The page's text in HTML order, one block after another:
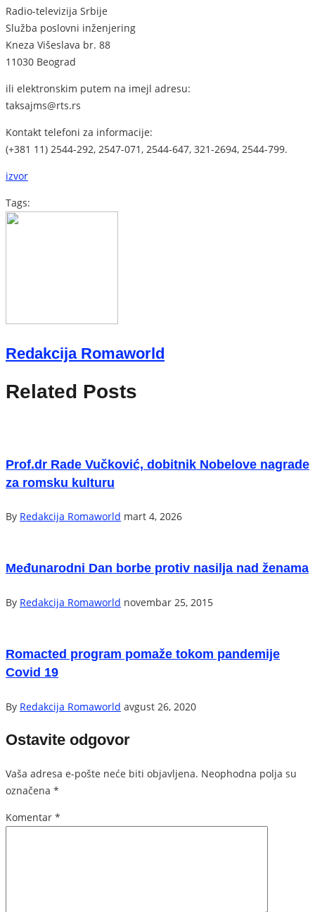
Radio-televizija Srbije
Služba poslovni inženjering
Kneza Višeslava br. 88
11030 Beograd
ili elektronskim putem na imejl adresu:
taksajms@rts.rs
Kontakt telefoni za informacije:
(+381 11) 2544-292, 2547-071, 2544-647, 321-2694, 2544-799.
izvor
Tags:
Redakcija Romaworld
Related Posts
Prof.dr Rade Vučković, dobitnik Nobelove nagrade
za romsku kulturu
By Redakcija Romaworld mart 4, 2026
Međunarodni Dan borbe protiv nasilja nad ženama
By Redakcija Romaworld novembar 25, 2015
Romacted program pomaže tokom pandemije
Covid 19
By Redakcija Romaworld avgust 26, 2020
Ostavite odgovor
Vaša adresa e-pošte neće biti objavljena. Neophodna polja su
označena *
Komentar *